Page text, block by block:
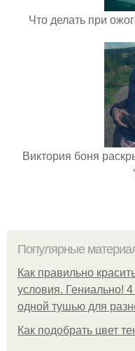
Что делать при
Виктория боня
Популярные
Как правильно
условия. Гениально!
одной тушью для
Как подобрать цвет